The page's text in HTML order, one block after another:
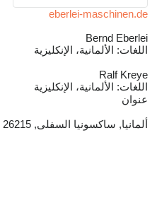
eberlei-maschinen.de
Bernd Eberlei
اللغات: الألمانية، الإنكليزية
Ralf Kreye
اللغات: الألمانية، الإنكليزية
عنوان
ألمانيا, ساكسونيا السفلى, 26215 , Wiefelstede, Stahlstraße 37